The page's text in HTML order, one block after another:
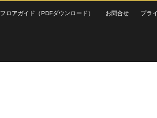
フロアガイド（PDFダウンロード） お問合せ プラ